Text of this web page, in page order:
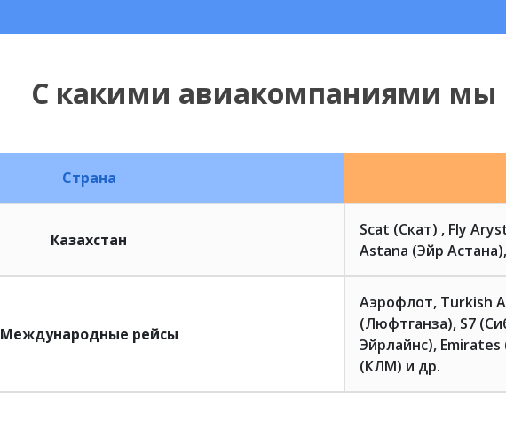
С какими авиакомпаниями мы
Страна
Казахстан
Scat (Скат) , Fly
Astana (Эйр
Международные рейсы
Аэрофлот, Turkish
(Люфтганза), S7
Эйрлайнс), Emirates
(КЛМ) и др.